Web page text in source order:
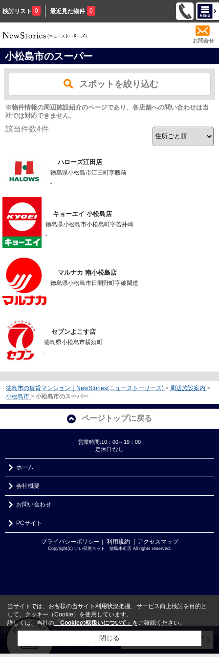
検討リスト 0 最近見た物件 0
お問合せ
小松島市のスーパー
スポットを絞り込む
※物件情報の周辺施設紹介のページであり、各店舗への問い合わせは当
社では対応できません。
該当件数4件
ハローズ江田店
徳島県小松島市江田町字腰前
-
キョーエイ 小松島店
徳島県小松島市小松島町字若井崎
-
マルナカ 南小松島店
徳島県小松島市日開野町字破閑道
-
セブンよこす店
徳島県小松島市横須町
-
徳島市の賃貸マンション｜NewStories(ニューストーリーズ) > 周辺施設案内 >
小松島市 > 小松島市のスーパー
ページトップに戻る
営業時間:10：00～19：00
定休日:なし
ホーム
会社概要
お問い合わせ
PCサイト
プライバシーポリシー ｜ 利用規約 ｜アクセスマップ
Copyright(c) いい部屋ネット 徳島本町店 All rights reserved.
当サイトでは、お客様の当サイト利用状況把握、サービス向上検討を目的と
して、クッキー（Cookie）を使用しています。
詳しくは、当社の 「Cookieの取扱いについて」 をご確認ください。
閉じる